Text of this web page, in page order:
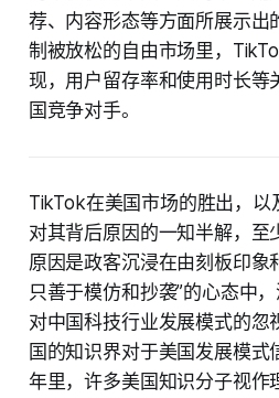
荐、内容形态等方面所展示出
制被放松的自由市场里，
现，用户留存率和使用时长等
国竞争对手。
TikTok在美国市场的胜出，以
对其背后原因的一知半解，至
原因是政客沉浸在由刻板印象
只善于模仿和抄袭”的心态中
对中国科技行业发展模式的忽
国的知识界对于美国发展模式
年里，许多美国知识分子视作